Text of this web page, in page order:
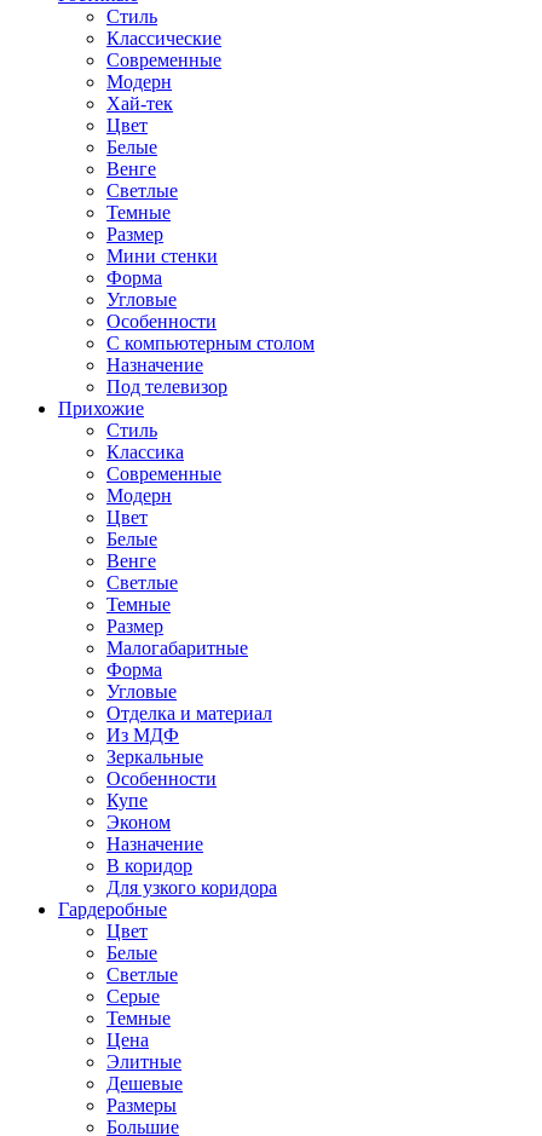
Стиль
Классические
Современные
Модерн
Хай-тек
Цвет
Белые
Венге
Светлые
Темные
Размер
Мини стенки
Форма
Угловые
Особенности
С компьютерным столом
Назначение
Под телевизор
Прихожие
Стиль
Классика
Современные
Модерн
Цвет
Белые
Венге
Светлые
Темные
Размер
Малогабаритные
Форма
Угловые
Отделка и материал
Из МДФ
Зеркальные
Особенности
Купе
Эконом
Назначение
В коридор
Для узкого коридора
Гардеробные
Цвет
Белые
Светлые
Серые
Темные
Цена
Элитные
Дешевые
Размеры
Большие